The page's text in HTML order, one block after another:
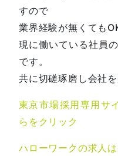
すので
業界経験が無くても
現に働いている社員
です。
共に切磋琢磨し会社
東京市場採用専用サ
らをクリック
ハローワークの求人